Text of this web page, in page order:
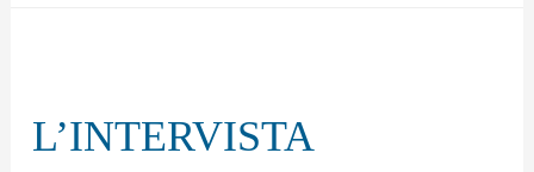
L’INTERVISTA